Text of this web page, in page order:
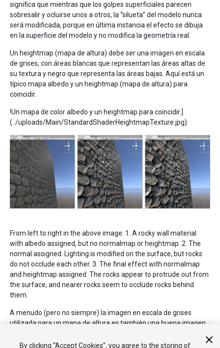
significa que mientras que los golpes superficiales parecen
sobresalir y ocluirse unos a otros, la “silueta” del modelo nunca
será modificada, porque en última instancia el efecto se dibuja
en la superficie del modelo y no modifica la geometría real.
Un heightmap (mapa de altura) debe ser una imagen en escala
de grises, con áreas blancas que representan las áreas altas de
su textura y negro que representa las áreas bajas. Aquí está un
típico mapa albedo y un heightmap (mapa de altura) para
coincidir.
!Un mapa de color albedo y un heightmap para coincidir.]
(../uploads/Main/StandardShaderHeightmapTexture.jpg)
From left to right in the above image: 1. A rocky wall material
with albedo assigned, but no normalmap or heightmap. 2. The
normal assigned. Lighting is modified on the surface, but rocks
do not occlude each other. 3. The final effect with normalmap
and heightmap assigned. The rocks appear to protrude out from
the surface, and nearer rocks seem to occlude rocks behind
them.
A menudo (pero no siempre) la imagen en escala de grises
utilizada para un mapa de altura es también una buena imagen
sobre los mapas de oclusión, consulte la siguiente sección.
By clicking “Accept Cookies”, you agree to the storing of